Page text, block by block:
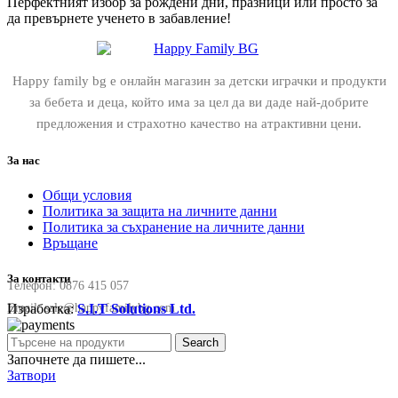
да превърнете ученето в забавление!
Happy family bg е онлайн магазин за детски играчки и продукти
за бебета и деца, който има за цел да ви даде най-добрите
предложения и страхотно качество на атрактивни цени.
За нас
Общи условия
Политика за защита на личните данни
Политика за съхранение на личните данни
Връщане
За контакти
Телефон:0876 415 057
Email:sale@happyfamilybg.com
Изработка:S.I.T Solutions Ltd.
Search
Започнете да пишете...
Затвори